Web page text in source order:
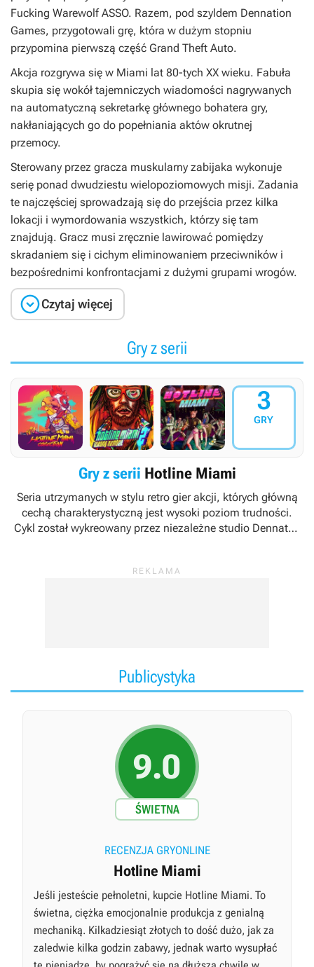
Fucking Warewolf ASSO. Razem, pod szyldem Dennation
Games, przygotowali grę, która w dużym stopniu
przypomina pierwszą część Grand Theft Auto.
Akcja rozgrywa się w Miami lat 80-tych XX wieku. Fabuła
skupia się wokół tajemniczych wiadomości nagrywanych
na automatyczną sekretarkę głównego bohatera gry,
nakłaniających go do popełniania aktów okrutnej
przemocy.
Sterowany przez gracza muskularny zabijaka wykonuje
serię ponad dwudziestu wielopoziomowych misji. Zadania
te najczęściej sprowadzają się do przejścia przez kilka
lokacji i wymordowania wszystkich, którzy się tam
znajdują. Gracz musi zręcznie lawirować pomiędzy
skradaniem się i cichym eliminowaniem przeciwników i
bezpośrednimi konfrontacjami z dużymi grupami wrogów.
Czytaj więcej
Gry z serii
3
GRY
Gry z serii Hotline Miami
Seria utrzymanych w stylu retro gier akcji, których główną
cechą charakterystyczną jest wysoki poziom trudności.
Cykl został wykreowany przez niezależne studio Dennaton
Publicystyka
9.0
ŚWIETNA
RECENZJA GRYONLINE
Hotline Miami
Jeśli jesteście pełnoletni, kupcie Hotline Miami. To
świetna, ciężka emocjonalnie produkcja z genialną
mechaniką. Kilkadziesiąt złotych to dość dużo, jak za
zaledwie kilka godzin zabawy, jednak warto wysupłać